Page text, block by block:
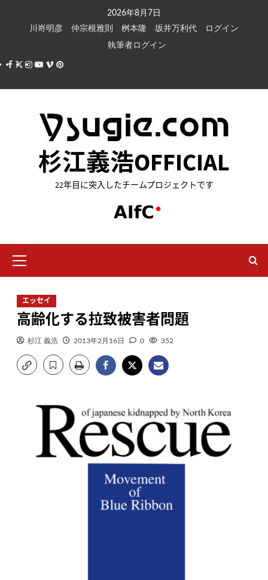
キ
2026年8月7日
川嵜明彦
仲宗根雅則 桝本隆 坂井万利代
ログイン
執筆者ログイン
Facebook
X Instagram
Youtube
VimeoPinterest
杉江義浩OFFICIAL
22年目に突入したチームプロジェクトです
イ
ン
ニ
ュ
ー
エッセイ
高齢化する拉致被害者問題
杉江 義浩 2013年2月16日 0 352